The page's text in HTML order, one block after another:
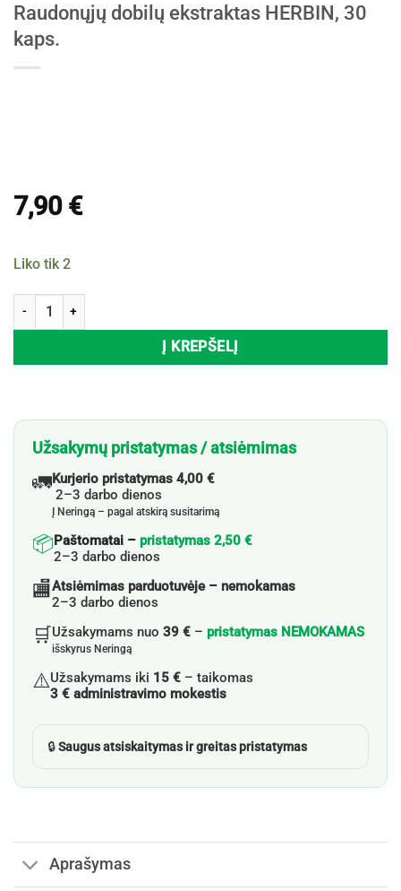
Raudonųjų dobilų ekstraktas HERBIN, 30
kaps.
7,90 €
Liko tik 2
produkto kiekis: Raudonųjų dobilų ekstraktas HERBIN, 30 kaps.
Į KREPŠELĮ
Užsakymų pristatymas / atsiėmimas
🚛Kurjerio pristatymas 4,00 €
2–3 darbo dienos
Į Neringą – pagal atskirą susitarimą
📦Paštomatai – pristatymas 2,50 €
2–3 darbo dienos
🏬Atsiėmimas parduotuvėje – nemokamas
2–3 darbo dienos
🛒Užsakymams nuo 39 € – pristatymas NEMOKAMAS
išskyrus Neringą
⚠️Užsakymams iki 15 € – taikomas
3 € administravimo mokestis
🔒Saugus atsiskaitymas ir greitas pristatymas
Aprašymas